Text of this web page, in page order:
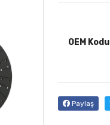
OEM Kodu
Paylaş